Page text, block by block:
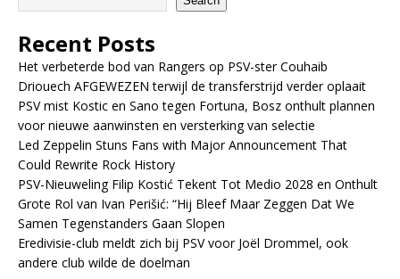
Recent Posts
Het verbeterde bod van Rangers op PSV-ster Couhaib
Driouech AFGEWEZEN terwijl de transferstrijd verder oplaait
PSV mist Kostic en Sano tegen Fortuna, Bosz onthult plannen
voor nieuwe aanwinsten en versterking van selectie
Led Zeppelin Stuns Fans with Major Announcement That
Could Rewrite Rock History
PSV-Nieuweling Filip Kostić Tekent Tot Medio 2028 en Onthult
Grote Rol van Ivan Perišić: “Hij Bleef Maar Zeggen Dat We
Samen Tegenstanders Gaan Slopen
Eredivisie-club meldt zich bij PSV voor Joël Drommel, ook
andere club wilde de doelman